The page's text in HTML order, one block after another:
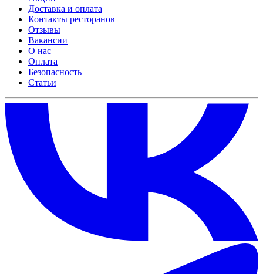
Доставка и оплата
Контакты ресторанов
Отзывы
Вакансии
О нас
Оплата
Безопасность
Статьи